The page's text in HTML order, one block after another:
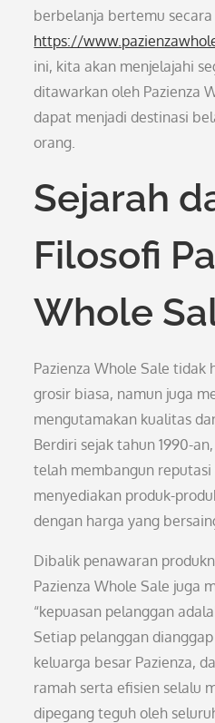
berbelanja bertemu secara
https://
ini, kita akan menjelajahi
ditawarkan oleh Pazienza
dapat menjadi destinasi
orang.
Sejarah
Filosofi
Whole
Pazienza Whole Sale tidak
grosir biasa, namun juga
mengutamakan kualitas
Berdiri sejak tahun 1990-
telah membangun
menyediakan produk-
dengan harga yang
Dibalik penawaran
Pazienza Whole Sale juga
“kepuasan pelanggan
Setiap pelanggan
keluarga besar Pazienza,
ramah serta efisien selalu
dipegang teguh oleh